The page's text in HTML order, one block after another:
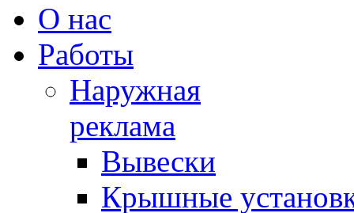
О нас
Работы
Наружная
реклама
Вывески
Крышные